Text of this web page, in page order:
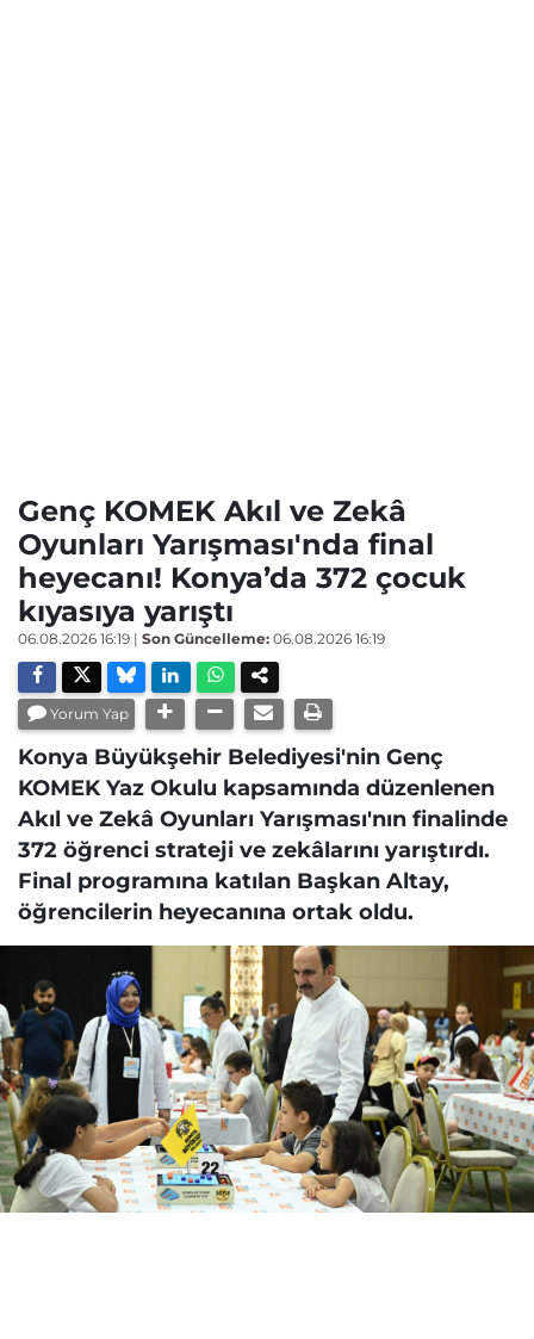
Genç KOMEK Akıl ve Zekâ
Oyunları Yarışması'nda final
heyecanı! Konya’da 372 çocuk
kıyasıya yarıştı
06.08.2026 16:19 | Son Güncelleme: 06.08.2026 16:19
Yorum Yap
Konya Büyükşehir Belediyesi'nin Genç
KOMEK Yaz Okulu kapsamında düzenlenen
Akıl ve Zekâ Oyunları Yarışması'nın finalinde
372 öğrenci strateji ve zekâlarını yarıştırdı.
Final programına katılan Başkan Altay,
öğrencilerin heyecanına ortak oldu.